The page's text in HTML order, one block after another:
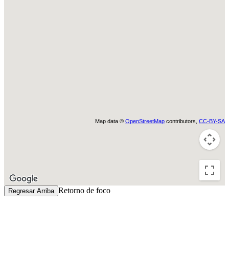
Map data © OpenStreetMap contributors, CC-BY-SA
Regresar Arriba Retorno de foco